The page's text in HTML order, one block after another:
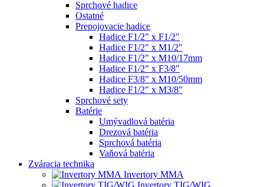
Sprchové hadice
Ostatné
Prepojovacie hadice
Hadice F1/2" x F1/2"
Hadice F1/2" x M1/2"
Hadice F1/2" x M10/17mm
Hadice F1/2" x F3/8"
Hadice F3/8" x M10/50mm
Hadice F1/2" x M3/8"
Sprchové sety
Batérie
Umývadlová batéria
Drezová batéria
Sprchová batéria
Vaňová batéria
Zváracia technika
Invertory MMA
Invertory TIG/WIG